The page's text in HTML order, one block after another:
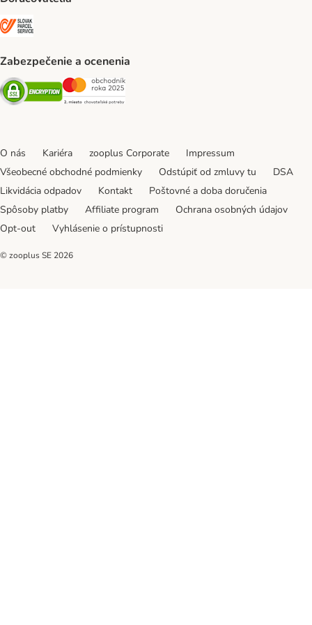
Zabezpečenie a ocenenia
Security Security
O nás Kariéra zooplus Corporate
Impressum
Všeobecné obchodné podmienky
Odstúpiť od zmluvy tu
DSA
Likvidácia odpadov
Kontakt
Poštovné a doba doručenia
Spôsoby platby
Affiliate program
Ochrana osobných údajov
Opt-out
Vyhlásenie o prístupnosti
© zooplus SE 2026